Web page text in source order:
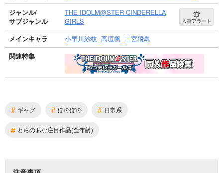
ジャンル/
サブジャンル
THE IDOLM@STER CINDERELLA
GIRLS
入荷アラート
メインキャラ 小早川紗枝 高垣楓 二宮飛鳥
関連特集
# ギャグ # ほのぼの # 日常系
# とらのあな注目作品(全年齢)